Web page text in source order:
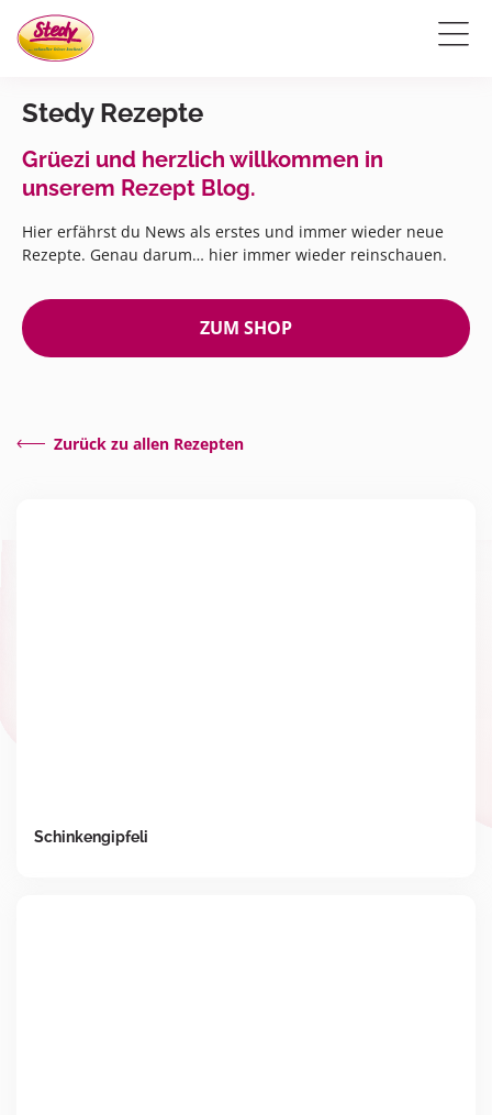
Stedy Rezepte
Grüezi und herzlich willkommen in
unserem Rezept Blog.
Hier erfährst du News als erstes und immer wieder neue
Rezepte. Genau darum… hier immer wieder reinschauen.
ZUM SHOP
Zurück zu allen Rezepten
Schinkengipfeli